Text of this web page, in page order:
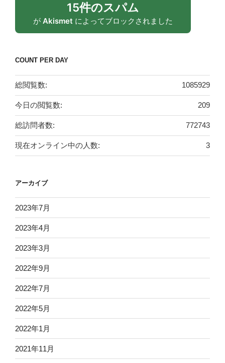
15件のスパム
が Akismet によってブロックされました
COUNT PER DAY
1085929
総閲覧数:
209
今日の閲覧数:
772743
総訪問者数:
3
現在オンライン中の人数:
アーカイブ
2023年7月
2023年4月
2023年3月
2022年9月
2022年7月
2022年5月
2022年1月
2021年11月